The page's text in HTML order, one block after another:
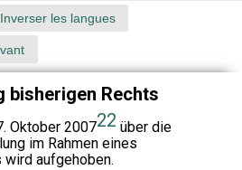
les langues
bisherigen Rechts
Oktober 200722 über die
im Rahmen eines
aufgehoben.